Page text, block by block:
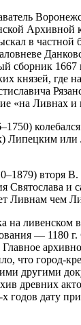
Архивной
в частной
сборник 1667
князей, где
«на Ливнах
Липецким или
вторя В.
Святослава и
Ливнам чем
на ливенском
— 1180 г.
Главное
что город-
другими
древних
годов дату